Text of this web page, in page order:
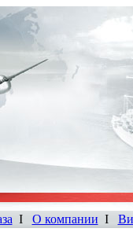
I О компании I